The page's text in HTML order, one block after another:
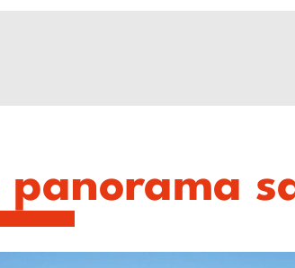
panorama